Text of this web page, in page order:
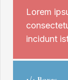
Lorem
incidunt